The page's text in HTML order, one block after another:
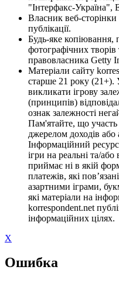
"Інтерфакс-Україна",
Власник веб-сторінки
публікації.
Будь-яке копіювання,
фотографічних творів
правовласника Getty
Матеріали сайту
старше 21 року (21+).
викликати ігрову
(принципів)
ознак залежності
Пам'ятайте, що участь
джерелом доходів або
Інформаційний
ігри на реальні та/
приймає ні в якій
платежів, які
азартними іграми,
які матеріали на
korrespondent.net
інформаційних цілях.
X
Ошибка